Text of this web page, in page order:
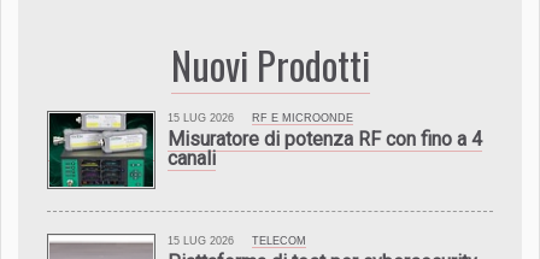
Nuovi Prodotti
15 LUG 2026 RF E MICROONDE
Misuratore di potenza RF con fino a 4
canali
15 LUG 2026 TELECOM